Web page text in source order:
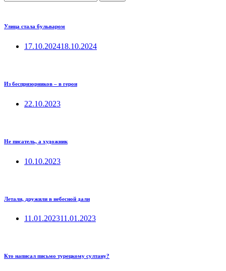
Улица стала бульваром
17.10.202418.10.2024
Из беспризорников – в герои
22.10.2023
Не писатель, а художник
10.10.2023
Летали, дружили в небесной дали
11.01.202311.01.2023
Кто написал письмо турецкому султану?